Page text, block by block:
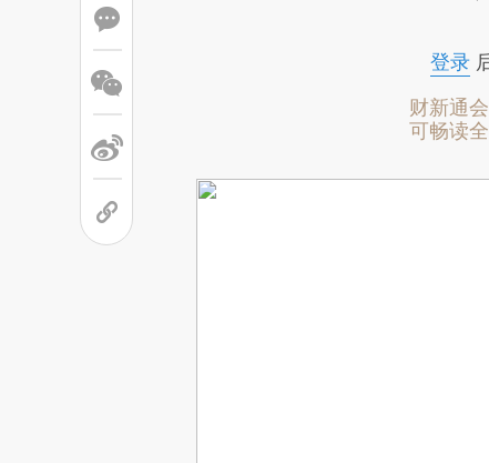
登录
财新通
可畅读